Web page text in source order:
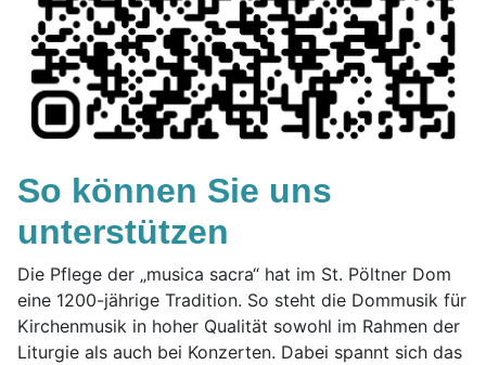
So können Sie uns
unterstützen
Die Pflege der „musica sacra“ hat im St. Pöltner Dom
eine 1200-jährige Tradition. So steht die Dommusik für
Kirchenmusik in hoher Qualität sowohl im Rahmen der
Liturgie als auch bei Konzerten. Dabei spannt sich das